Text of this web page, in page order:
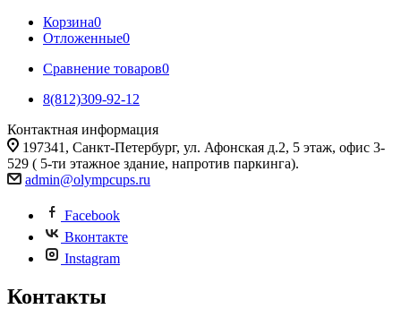
Корзина0
Отложенные0
Сравнение товаров0
8(812)309-92-12
Контактная информация
197341, Санкт-Петербург, ул. Афонская д.2, 5 этаж, офис 3-
529 ( 5-ти этажное здание, напротив паркинга).
admin@olympcups.ru
Facebook
Вконтакте
Instagram
Контакты